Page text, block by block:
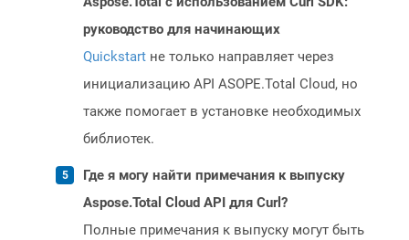
руководство для начинающих
Quickstart не только направляет через
инициализацию API ASOPE.Total Cloud, но
также помогает в установке необходимых
библиотек.
Где я могу найти примечания к выпуску
Aspose.Total Cloud API для Curl?
Полные примечания к выпуску могут быть